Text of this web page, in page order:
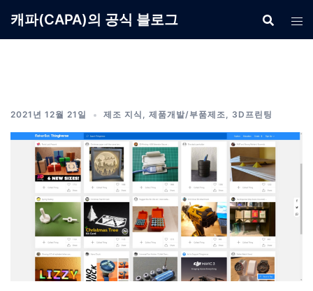
캐파(CAPA)의 공식 블로그
2021년 12월 21일 제조 지식 , 제품개발/부품제조, 3D프린팅